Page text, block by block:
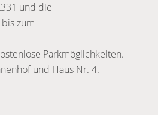
und die
zum
Parkmöglichkeiten.
und Haus Nr. 4.